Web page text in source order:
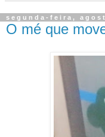
segunda-feira,
O mé que